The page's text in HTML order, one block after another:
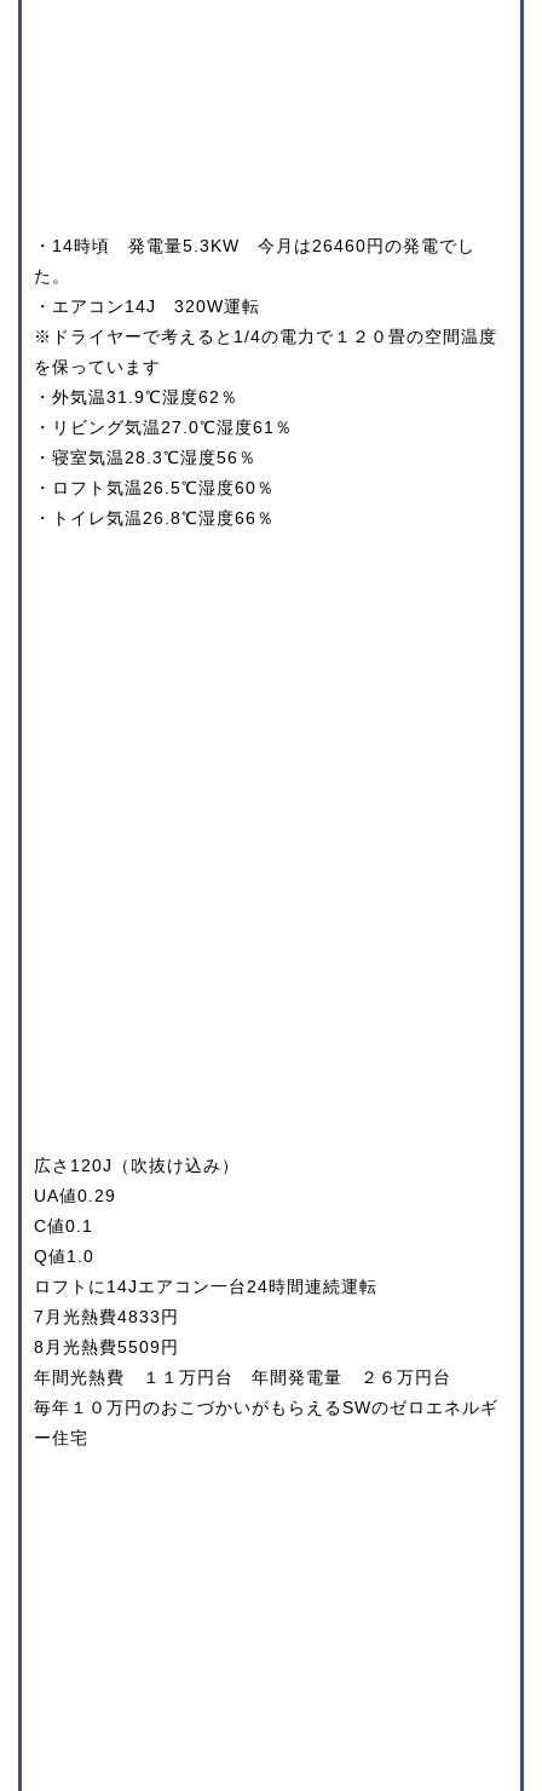
・14時頃 発電量5.3KW 今月は26460円の発電でし
た。
・エアコン14J 320W運転
※ドライヤーで考えると1/4の電力で１２０畳の空間温度
を保っています
・外気温31.9℃湿度62％
・リビング気温27.0℃湿度61％
・寝室気温28.3℃湿度56％
・ロフト気温26.5℃湿度60％
・トイレ気温26.8℃湿度66％
広さ120J（吹抜け込み）
UA値0.29
C値0.1
Q値1.0
ロフトに14Jエアコン一台24時間連続運転
7月光熱費4833円
8月光熱費5509円
年間光熱費 １１万円台 年間発電量 ２６万円台
毎年１０万円のおこづかいがもらえるSWのゼロエネルギ
ー住宅